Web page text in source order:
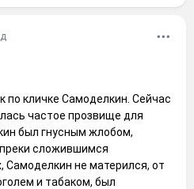
по кличке Самоделкин. Сейчас
частое прозвище для
был гнусным жлобом,
сложившимся
Самоделкин не матерился, от
и табаком, был